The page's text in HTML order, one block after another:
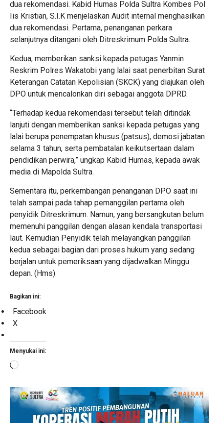
dua rekomendasi. Kabid Humas Polda Sultra Kombes Pol
Iis Kristian, S.I.K menjelaskan Audit internal menghasilkan
dua rekomendasi. Pertama, penanganan perkara
selanjutnya ditangani oleh Ditreskrimum Polda Sultra.
Kedua, memberikan sanksi kepada petugas Yanmin
Reskrim Polres Wakatobi yang lalai saat penerbitan Surat
Keterangan Catatan Kepolisian (SKCK) yang diajukan oleh
DPO untuk mencalonkan diri sebagai anggota DPRD.
“Terhadap kedua rekomendasi tersebut telah ditindak
lanjuti dengan memberikan sanksi kepada petugas yang
lalai berupa penempatan khusus (patsus), demosi jabatan
selama 3 tahun, serta pembatalan keikutsertaan dalam
pendidikan perwira,” ungkap Kabid Humas, kepada awak
media di Mapolda Sultra.
Sementara itu, perkembangan penanganan DPO saat ini
telah sampai pada tahap pemanggilan pertama oleh
penyidik Ditreskrimum. Namun, yang bersangkutan belum
memenuhi panggilan dengan alasan kendala transportasi
laut. Kemudian Penyidik telah melayangkan panggilan
kedua sebagai bagian dari proses hukum yang sedang
berjalan untuk pemeriksaan yang dijadwalkan Minggu
depan. (Hms)
Bagikan ini:
Facebook
X
Menyukai ini:
Memuat...